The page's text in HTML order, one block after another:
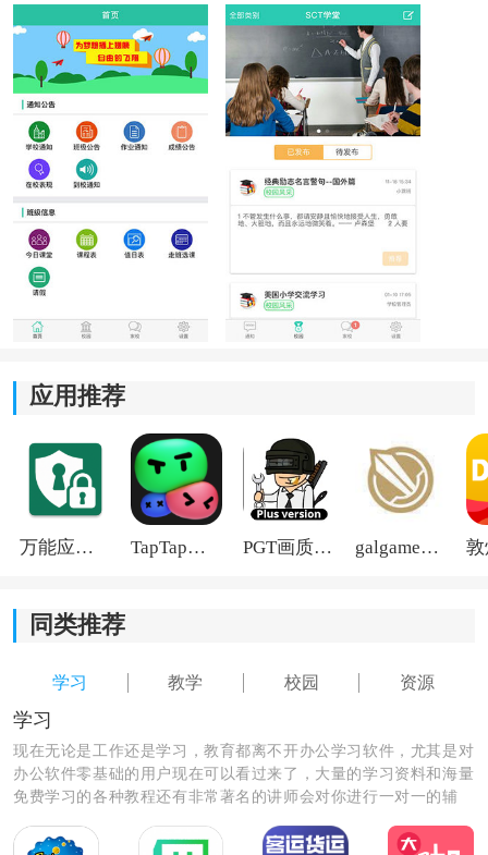
1.学习氛围和学习资源丰富，为学生提供了一个良好的学
习环境。
2.可以展示校园的美丽风景和学生的优秀作品，增加校园
文化建设和分享。
3.课堂即时通讯功能，教师和学生之间可以实时沟通，提
高课堂效率。
4.能够捕捉每个瞬间，记录学生的学习和生活点滴，留下
美好回忆。
应用推荐
万能应用隐藏 TapTap国际版2026 PGT画质助手旧版 galgame游戏盒子2026
同类推荐
学习 教学 校园 资源
学习
现在无论是工作还是学习，教育都离不开办公学习软件，尤其是对
办公软件零基础的用户现在可以看过来了，大量的学习资料和海量
免费学习的各种教程还有非常著名的讲师会对你进行一对一的辅